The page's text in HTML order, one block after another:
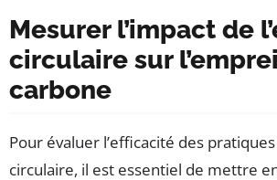
Mesurer l’impact de
circulaire sur
carbone
Pour évaluer l’efficacité des
circulaire, il est essentiel de mettre